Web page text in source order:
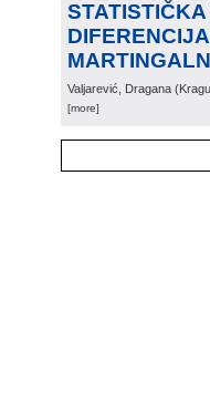
Valjarević, Dragana (
[more]